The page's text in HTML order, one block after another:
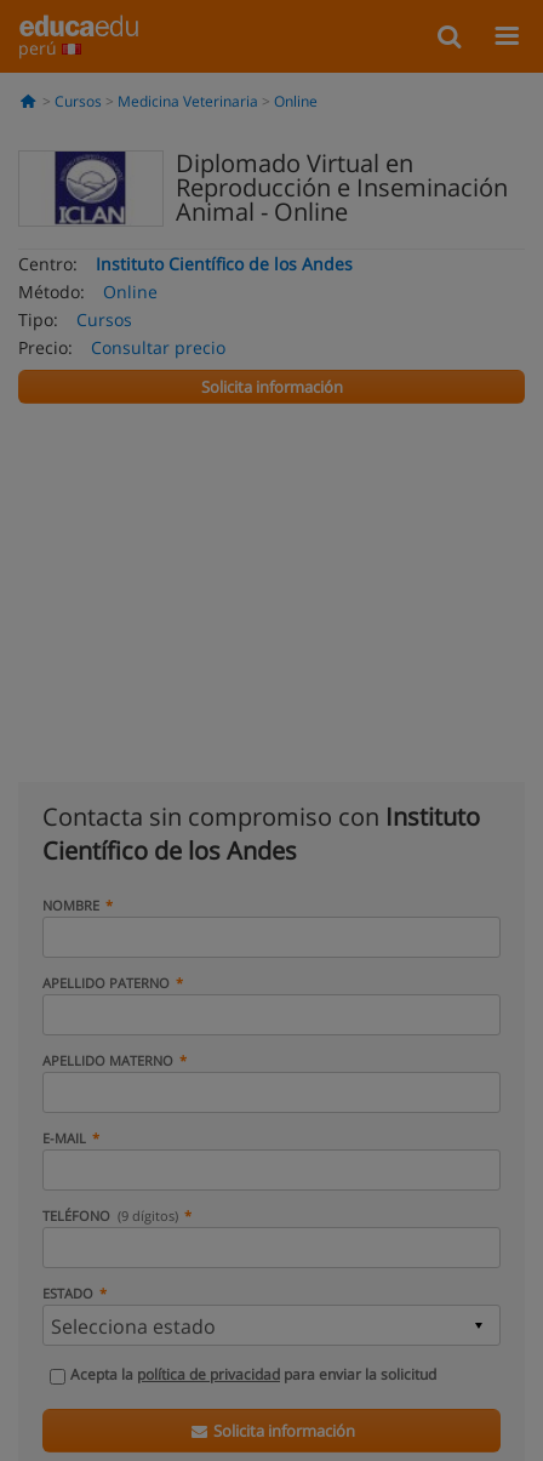
perú
Cursos Medicina Veterinaria Online
Diplomado Virtual en
Reproducción e Inseminación
Animal - Online
Centro:
Instituto Científico de los Andes
Método:
Online
Tipo:
Cursos
Precio:
Consultar precio
Solicita información
Contacta sin compromiso con Instituto
Científico de los Andes
NOMBRE
APELLIDO PATERNO
APELLIDO MATERNO
E-MAIL
TELÉFONO (9 dígitos)
ESTADO
Acepta la política de privacidad para enviar la solicitud
Solicita información